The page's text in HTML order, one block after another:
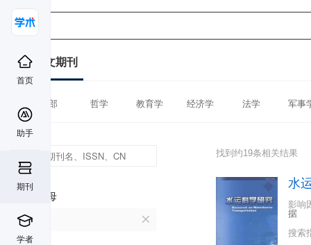
首页
助手
期刊
学者
中文期刊
全部 哲学 教育学 经济学 法学 军事
首字母
S
找到约19条相关结果
水
影响
据
搜索